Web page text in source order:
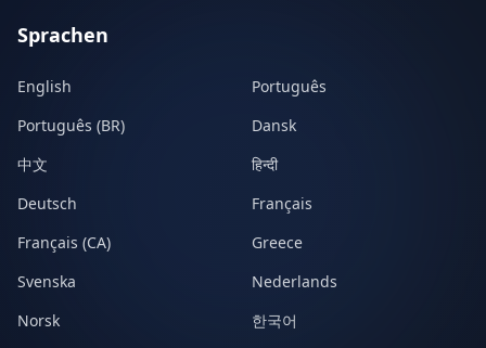
Sprachen
English
Português
Português (BR)
Dansk
中文
हिन्दी
Deutsch
Français
Français (CA)
Greece
Svenska
Nederlands
Norsk
한국어